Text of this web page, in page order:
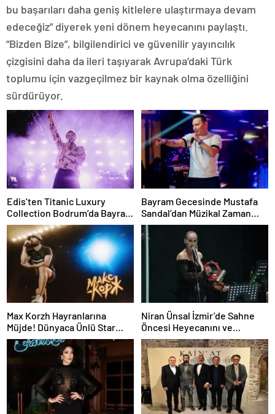
bu başarıları daha geniş kitlelere ulaştırmaya devam
edeceğiz” diyerek yeni dönem heyecanını paylaştı.
“Bizden Bize”, bilgilendirici ve güvenilir yayıncılık
çizgisini daha da ileri taşıyarak Avrupa’daki Türk
toplumu için vazgeçilmez bir kaynak olma özelliğini
sürdürüyor.
Edis’ten Titanic Luxury
Collection Bodrum’da Bayram
Gecesine Damga Vuran
Performans
Bayram Gecesinde Mustafa
Sandal’dan Müzikal Zaman
Yolculuğu
Max Korzh Hayranlarına
Müjde! Dünyaca Ünlü Star
İstanbul’da Canlı
Performansla Hayranlarıyla
Niran Ünsal İzmir’de Sahne
Öncesi Heyecanını ve
Projelerini Anlattı